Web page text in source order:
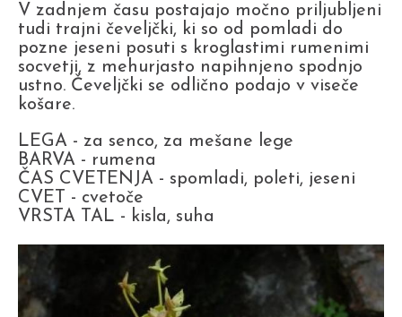
V zadnjem času postajajo močno priljubljeni
tudi trajni čeveljčki, ki so od pomladi do
pozne jeseni posuti s kroglastimi rumenimi
socvetji, z mehurjasto napihnjeno spodnjo
ustno. Čeveljčki se odlično podajo v viseče
košare.
LEGA - za senco, za mešane lege
BARVA - rumena
ČAS CVETENJA - spomladi, poleti, jeseni
CVET - cvetoče
VRSTA TAL - kisla, suha